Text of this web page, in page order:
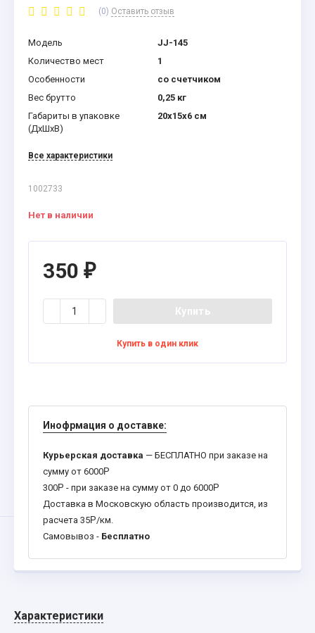
(0) Оставить отзыв
Модель
JJ-145
Количество мест
1
Особенности
со счетчиком
Вес брутто
0,25 кг
Габариты в упаковке
(ДхШхВ)
20x15x6 см
Все характеристики
1002733
Нет в наличии
350 ₽
Купить
Купить в один клик
Инофрмация о доставке:
Курьерская доставка — БЕСПЛАТНО при заказе на
сумму от 6000Р
300Р - при заказе на сумму от 0 до 6000Р
Доставка в Московскую область производится, из
расчета 35Р/км.
Самовывоз - Бесплатно
Характеристики